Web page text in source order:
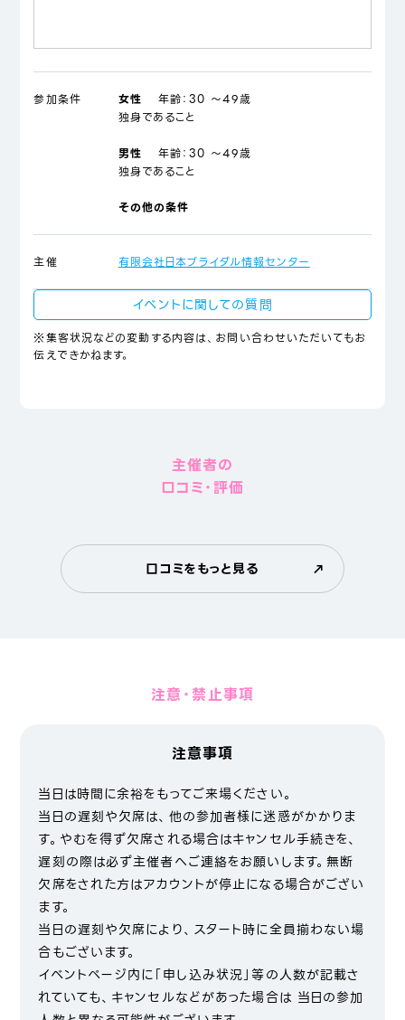
参加条件 女性 年齢： 30 ～49歳
独身であること
男性 年齢： 30 ～49歳
独身であること
その他の条件
主催 有限会社日本ブライダル情報センター
イベントに関しての質問
※集客状況などの変動する内容は、お問い合わせいただいてもお
伝えできかねます。
主催者の
口コミ・評価
口コミをもっと見る
注意・禁止事項
注意事項
当日は時間に余裕をもってご来場ください。
当日の遅刻や欠席は、他の参加者様に迷惑がかかりま
す。やむを得ず欠席される場合はキャンセル手続きを、
遅刻の際は必ず主催者へご連絡をお願いします。無断
欠席をされた方はアカウントが停止になる場合がござい
ます。
当日の遅刻や欠席により、スタート時に全員揃わない場
合もございます。
イベントページ内に「申し込み状況」等の人数が記載さ
れていても、キャンセルなどがあった場合は 当日の参加